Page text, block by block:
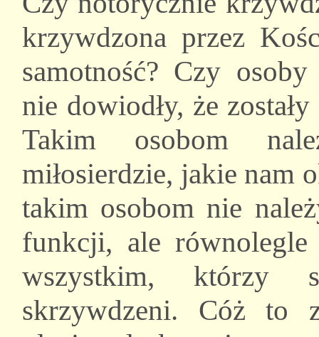
krzywdzona przez
samotność? Czy
nie dowiodły, że
Takim osobom
miłosierdzie, jakie nam
takim osobom nie
funkcji, ale równolegle
wszystkim, którzy
skrzywdzeni. Cóż to